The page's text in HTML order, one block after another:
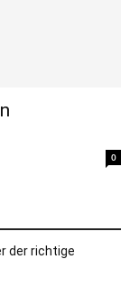
0
der richtige